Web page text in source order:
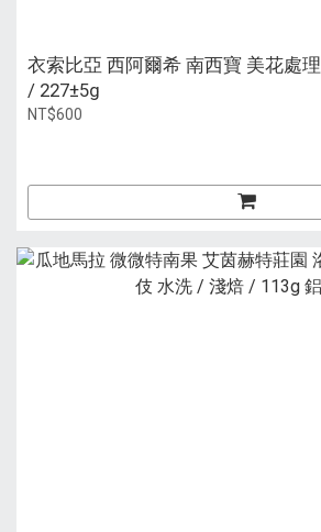
衣索比亞 西阿爾希 南西寶 美花處
/ 227±5g
NT$600